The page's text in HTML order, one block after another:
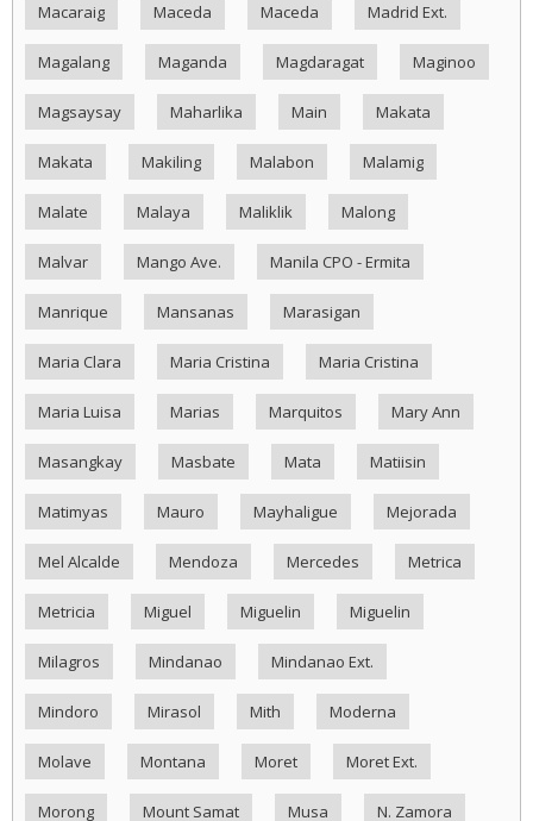
Macaraig Maceda Maceda Madrid Ext.
Magalang Maganda Magdaragat Maginoo
Magsaysay Maharlika Main Makata
Makata Makiling Malabon Malamig
Malate Malaya Maliklik Malong
Malvar Mango Ave. Manila CPO - Ermita
Manrique Mansanas Marasigan
Maria Clara Maria Cristina Maria Cristina
Maria Luisa Marias Marquitos Mary Ann
Masangkay Masbate Mata Matiisin
Matimyas Mauro Mayhaligue Mejorada
Mel Alcalde Mendoza Mercedes Metrica
Metricia Miguel Miguelin Miguelin
Milagros Mindanao Mindanao Ext.
Mindoro Mirasol Mith Moderna
Molave Montana Moret Moret Ext.
Morong Mount Samat Musa N. Zamora